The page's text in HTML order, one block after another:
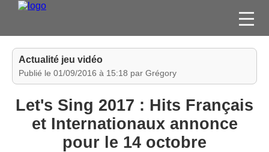
FILMS
JEUX VIDÉO
CONCOURS
Actualité jeu vidéo
Publié le 01/09/2016 à 15:18 par Grégory
Let's Sing 2017 : Hits Français
et Internationaux annonce
pour le 14 octobre